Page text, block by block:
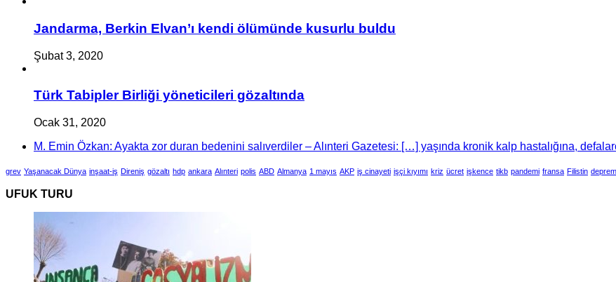
Jandarma, Berkin Elvan’ı kendi ölümünde kusurlu buldu
Şubat 3, 2020
Türk Tabipler Birliği yöneticileri gözaltında
Ocak 31, 2020
M. Emin Özkan: Ayakta zor duran bedenini salıverdiler – Alınteri Gazetesi: […] yaşında kronik kalp hastalığına,
grev Yaşanacak Dünya inşaat-iş Direniş gözaltı hdp ankara Alınteri polis ABD Almanya 1 mayıs AKP iş cinayeti işçi kıyımı kriz ücret işkence tikb pandemi fransa Filistin deprem
UFUK TURU